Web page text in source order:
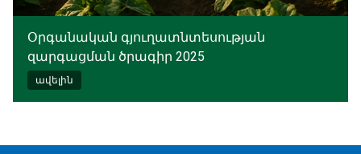
Օրգանական գյուղատնտեսության
զարգացման ծրագիր 2025
ավելին